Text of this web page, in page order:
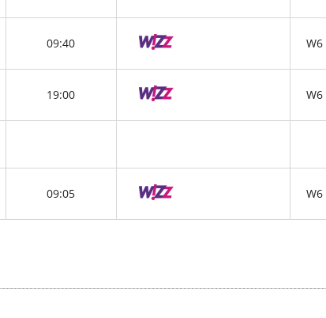
09:40 W6
19:00 W6
09:05 W6